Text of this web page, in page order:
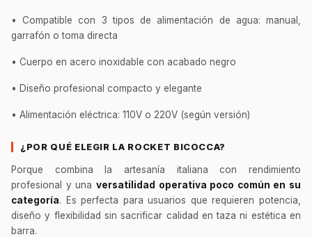
• Compatible con 3 tipos de alimentación de agua: manual,
garrafón o toma directa
• Cuerpo en acero inoxidable con acabado negro
• Diseño profesional compacto y elegante
• Alimentación eléctrica: 110V o 220V (según versión)
¿POR QUÉ ELEGIR LA ROCKET BICOCCA?
Porque combina la artesanía italiana con rendimiento
profesional y una versatilidad operativa poco común en su
categoría. Es perfecta para usuarios que requieren potencia,
diseño y flexibilidad sin sacrificar calidad en taza ni estética en
barra.